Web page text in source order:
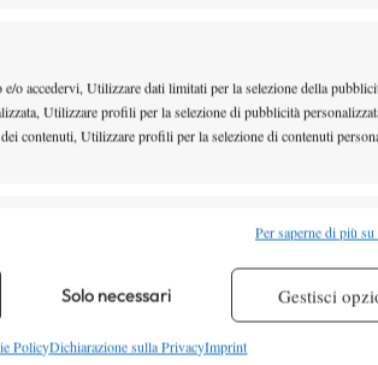
o accedervi, Utilizzare dati limitati per la selezione della
Utilizzare profili per la selezione di pubblicità
contenuti, Utilizzare profili per la selezione di contenuti
trasmesse automaticamente.
e rilevare frodi, correggere errori,
Per saperne di più
Solo necessari Gestisci
PolicyDichiarazione sulla PrivacyImprint
sembra quasi scritto dagli
Aldo Benevelli, straordinario
proprio di fronte al Tennis
che ironizzava sui “cacam” (gli
costruire un campo per tutti,
di democratizzazione del
la creazione dei campi negli
Ma un solo campo è troppo
del secondo, il presidente